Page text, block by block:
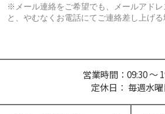
※メール連絡をご希望でも、メールアド
と、やむなくお電話にてご連絡差し上げる
営業時間：09:30 ～
定休日： 毎週水曜